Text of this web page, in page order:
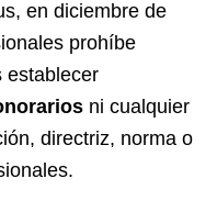
en diciembre de
prohíbe
establecer
ni cualquier
directriz, norma o